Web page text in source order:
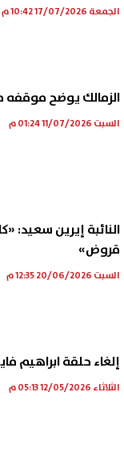
الجمعة 17/07/2026 10:42 م
الزمالك يوضح موقفه
السبت 11/07/2026 01:24 م
النائبة إيرين سعيد:
قروض»
السبت 20/06/2026 12:35 م
إلغاء حلقة ابراهيم
الثلاثاء 12/05/2026 05:13 م